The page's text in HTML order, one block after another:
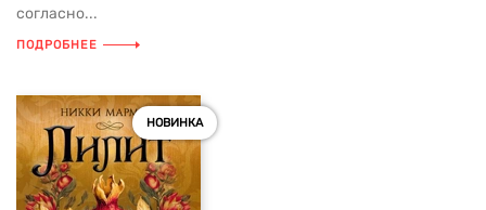
согласно...
ПОДРОБНЕЕ
НОВИНКА